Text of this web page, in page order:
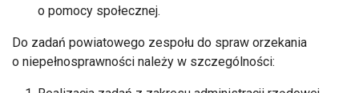
o pomocy społecznej.
Do zadań powiatowego zespołu do spraw orzekania
o niepełnosprawności należy w szczególności: